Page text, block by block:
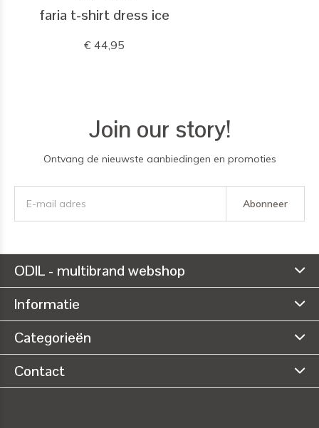
faria t-shirt dress ice
€ 44,95
Join our story!
Ontvang de nieuwste aanbiedingen en promoties
Abonneer
ODIL - multibrand webshop
Informatie
Categorieën
Contact